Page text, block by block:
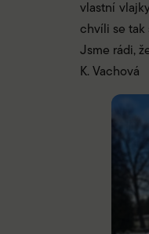
vlastní
chvíli se tak
Jsme rádi,
K. Vachová